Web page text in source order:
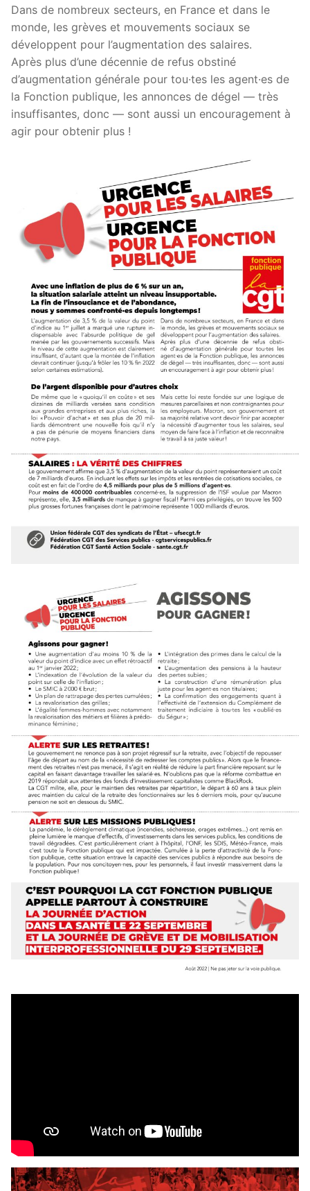
Dans de nombreux secteurs, en France et dans le
monde, les grèves et mouvements sociaux se
développent pour l’augmentation des salaires.
Après plus d’une décennie de refus obstiné
d’augmentation générale pour tou·tes les agent·es de
la Fonction publique, les annonces de dégel — très
insuffisantes, donc — sont aussi un encouragement à
agir pour obtenir plus !